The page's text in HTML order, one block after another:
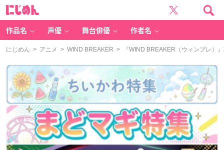
作品名 声優 舞台俳優 作者名
にじめん > アニメ > WIND BREAKER > 『WIND BREAKER（ウィンブレ）